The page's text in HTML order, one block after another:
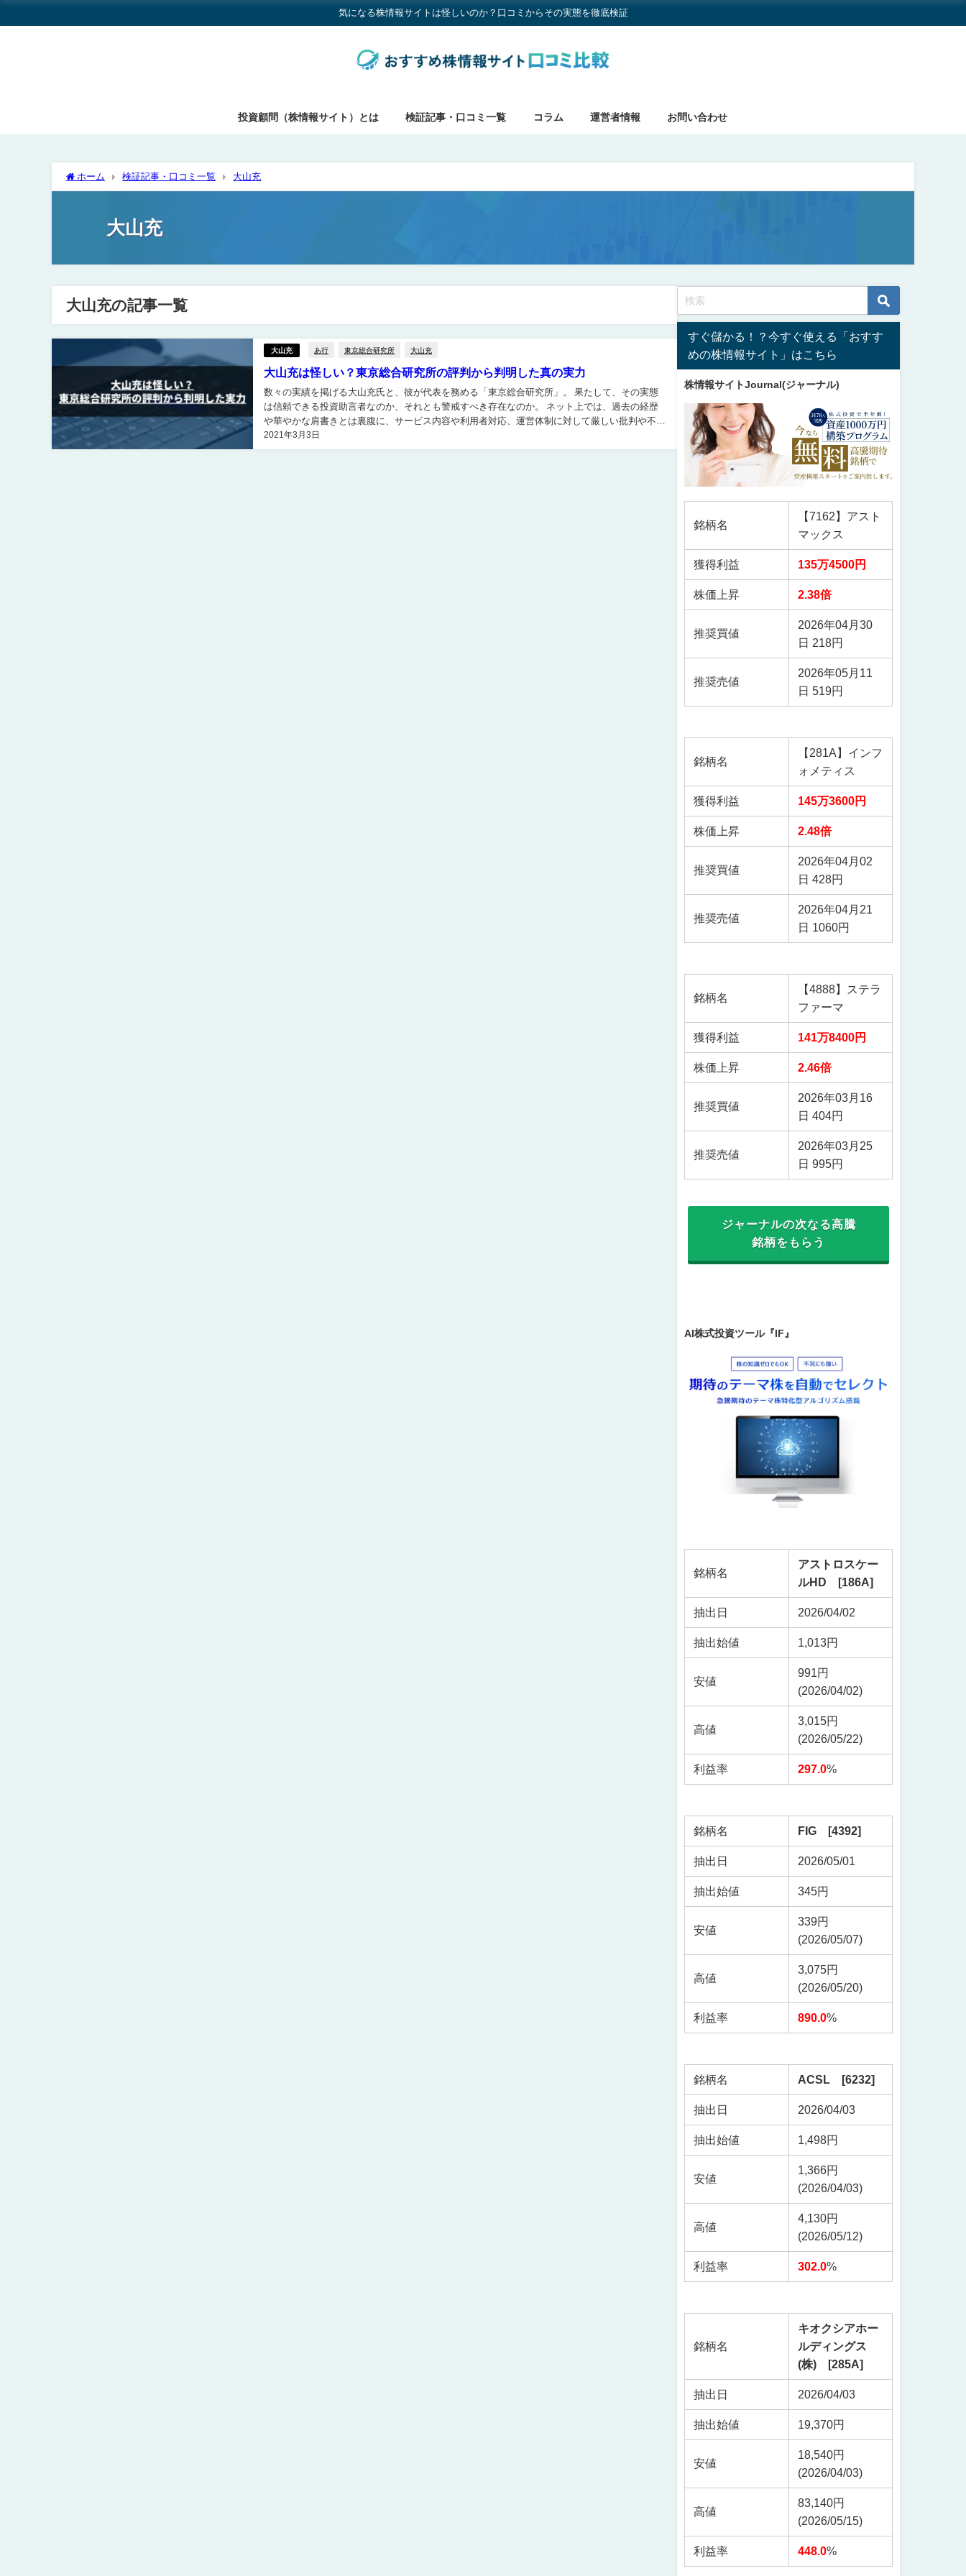
気になる株情報サイトは怪しいのか？口コミからその実態を徹底検証
投資顧問（株情報サイト）とは 検証記事・口コミ一覧 コラム 運営者情報 お問い合わせ
ホーム 検証記事・口コミ一覧 大山充
大山充
大山充の記事一覧
大山充 あ行 東京総合研究所 大山充
大山充は怪しい？東京総合研究所の評判から判明した真の実力
2021年3月3日
数々の実績を掲げる大山充氏と、彼が代表を務める「東京総合研究所」。 果たして、その実態
は信頼できる投資助言者なのか、それとも警戒すべき存在なのか。 ネット上では、過去の経歴
や華やかな肩書きとは裏腹に、サービス内容や利用者対応、運営体制に対して厳しい批判や不信
すぐ儲かる！？今すぐ使える「おすす
めの株情報サイト」はこちら
株情報サイトJournal(ジャーナル)
銘柄名
【7162】アスト
マックス
獲得利益 135万4500円
株価上昇 2.38倍
推奨買値
2026年04月30
日 218円
推奨売値
2026年05月11
日 519円
銘柄名
【281A】インフ
ォメティス
獲得利益 145万3600円
株価上昇 2.48倍
推奨買値
2026年04月02
日 428円
推奨売値
2026年04月21
日 1060円
銘柄名
【4888】ステラ
ファーマ
獲得利益 141万8400円
株価上昇 2.46倍
推奨買値
2026年03月16
日 404円
推奨売値
2026年03月25
日 995円
ジャーナルの次なる高騰
銘柄をもらう
AI株式投資ツール『IF』
銘柄名
アストロスケー
ルHD [186A]
抽出日 2026/04/02
抽出始値 1,013円
安値
991円
(2026/04/02)
高値
3,015円
(2026/05/22)
利益率 297.0%
銘柄名 FIG [4392]
抽出日 2026/05/01
抽出始値 345円
安値
339円
(2026/05/07)
高値
3,075円
(2026/05/20)
利益率 890.0%
銘柄名 ACSL [6232]
抽出日 2026/04/03
抽出始値 1,498円
安値
1,366円
(2026/04/03)
高値
4,130円
(2026/05/12)
利益率 302.0%
銘柄名
キオクシアホー
ルディングス
(株) [285A]
抽出日 2026/04/03
抽出始値 19,370円
安値
18,540円
(2026/04/03)
高値
83,140円
(2026/05/15)
利益率 448.0%